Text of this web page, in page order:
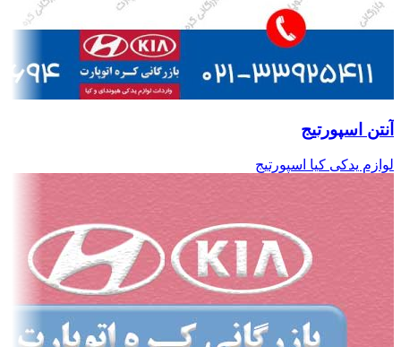
آنتن اسپورتیج
لوازم یدکی کیا اسپورتیج